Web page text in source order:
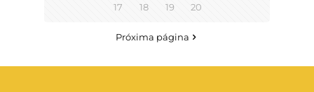
17 18 19 20
Próxima página